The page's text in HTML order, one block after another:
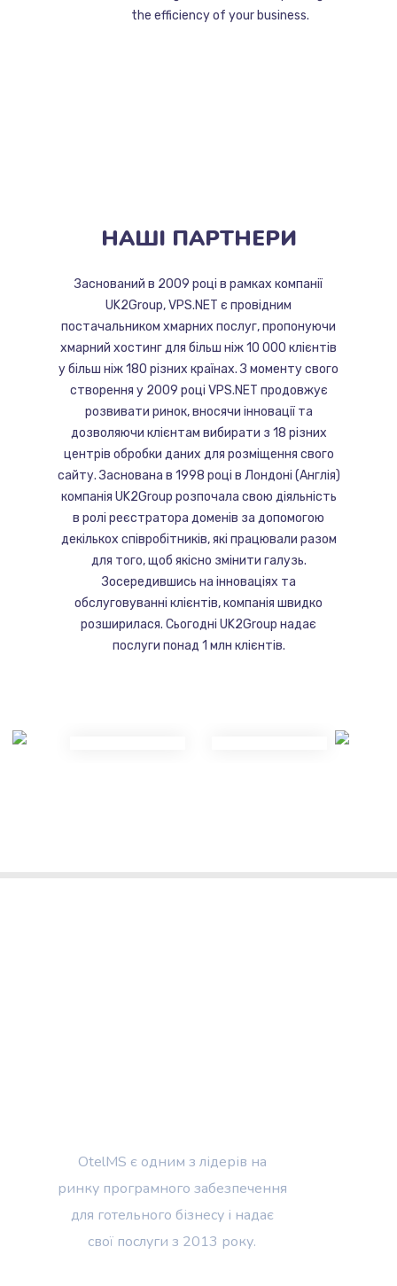
the efficiency of your business.
НАШІ ПАРТНЕРИ
Заснований в 2009 році в рамках компанії
UK2Group, VPS.NET є провідним
постачальником хмарних послуг, пропонуючи
хмарний хостинг для більш ніж 10 000 клієнтів
у більш ніж 180 різних країнах. З моменту свого
створення у 2009 році VPS.NET продовжує
розвивати ринок, вносячи інновації та
дозволяючи клієнтам вибирати з 18 різних
центрів обробки даних для розміщення свого
сайту. Заснована в 1998 році в Лондоні (Англія)
компанія UK2Group розпочала свою діяльність
в ролі реєстратора доменів за допомогою
декількох співробітників, які працювали разом
для того, щоб якісно змінити галузь.
Зосередившись на інноваціях та
обслуговуванні клієнтів, компанія швидко
розширилася. Сьогодні UK2Group надає
послуги понад 1 млн клієнтів.
OtelMS є одним з лідерів на
ринку програмного забезпечення
для готельного бізнесу і надає
свої послуги з 2013 року.